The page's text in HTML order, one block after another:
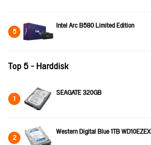
5 Intel Arc B580 Limited Edition
Top 5 - Harddisk
1 SEAGATE 320GB
2 Western Digital Blue 1TB WD10EZEX